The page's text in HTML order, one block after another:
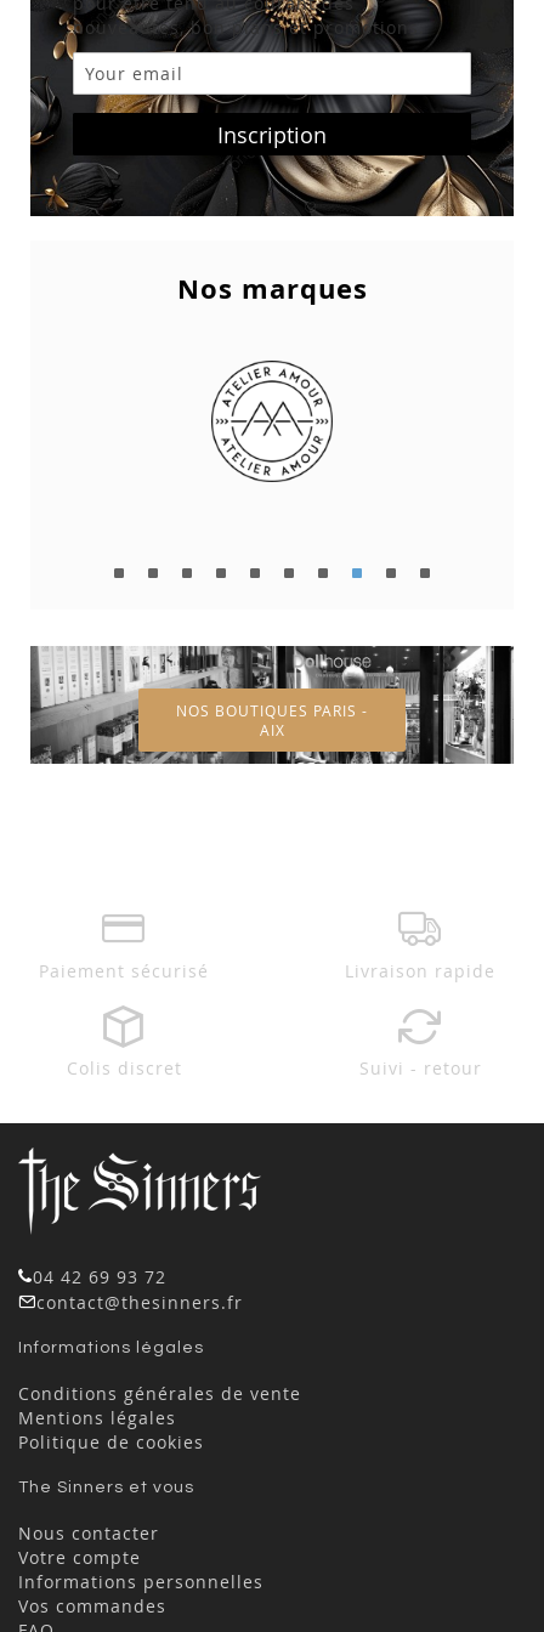
nouveautés, bon plans et promotions.
Inscription
Nos marques
NOS BOUTIQUES PARIS -
AIX
Paiement sécurisé Livraison rapide
Colis discret Suivi - retour
04 42 69 93 72
contact@thesinners.fr
Informations légales
Conditions générales de vente
Mentions légales
Politique de cookies
The Sinners et vous
Nous contacter
Votre compte
Informations personnelles
Vos commandes